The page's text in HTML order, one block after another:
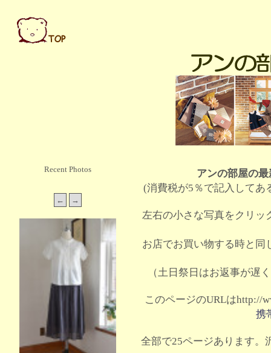
Recent Photos
アンの部屋の
(消費税が5％で記入してあ
左右の小さな写真をクリッ
お店でお買い物する時と同
（土日祭日はお返事が遅
このページのURLはhttp://
携
全部で25ページあります。